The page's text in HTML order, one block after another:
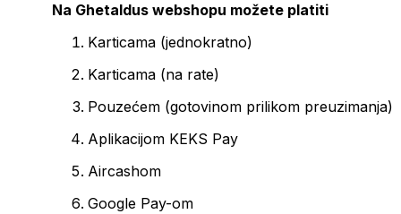
Na Ghetaldus webshopu možete platiti
Karticama (jednokratno)
Karticama (na rate)
Pouzećem (gotovinom prilikom preuzimanja)
Aplikacijom KEKS Pay
Aircashom
Google Pay-om